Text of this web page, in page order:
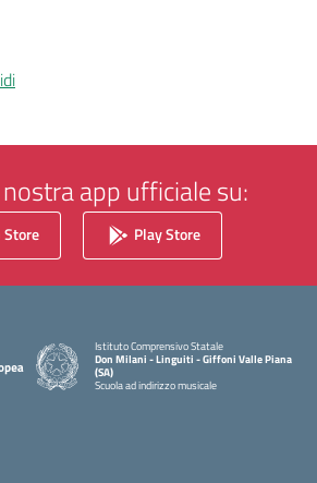
nostra app ufficiale su:
Store Play Store
Istituto Comprensivo Statale
Don Milani - Linguiti - Giffoni Valle Piana
(SA)
Scuola ad indirizzo musicale